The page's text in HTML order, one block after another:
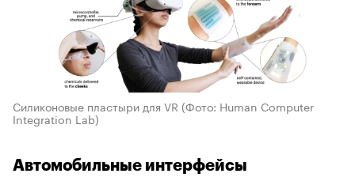
Силиконовые пластыри для VR (Фото: Human Computer
Integration Lab)
Автомобильные интерфейсы